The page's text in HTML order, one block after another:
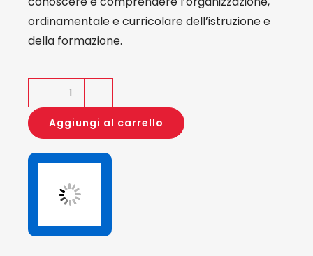
ordinamentale e curricolare dell’istruzione e
della formazione.
Abbecedario
quantità
Aggiungi al carrello